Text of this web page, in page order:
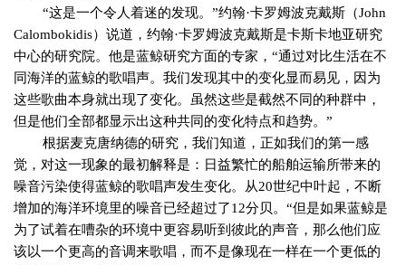
“这是一个令人着迷的发现。 ”约翰·卡罗姆波克戴斯（John
Calombokidis）说道，约翰·卡罗姆波克戴斯是卡斯卡地亚研究
中心的研究院。他是蓝鲸研究方面的专家， “通过对比生活在不
同海洋的蓝鲸的歌唱声。我们发现其中的变化显而易见，因为
这些歌曲本身就出现了变化。虽然这些是截然不同的种群中，
但是他们全部都显示出这种共同的变化特点和趋势。 ”
根据麦克唐纳德的研究，我们知道，正如我们的第一感
觉，对这一现象的最初解释是：日益繁忙的船舶运输所带来的
噪音污染使得蓝鲸的歌唱声发生变化。从20世纪中叶起，不断
增加的海洋环境里的噪音已经超过了12分贝。 “但是如果蓝鲸是
为了试着在嘈杂的环境中更容易听到彼此的声音，那么他们应
该以一个更高的音调来歌唱，而不是像现在一样在一个更低的